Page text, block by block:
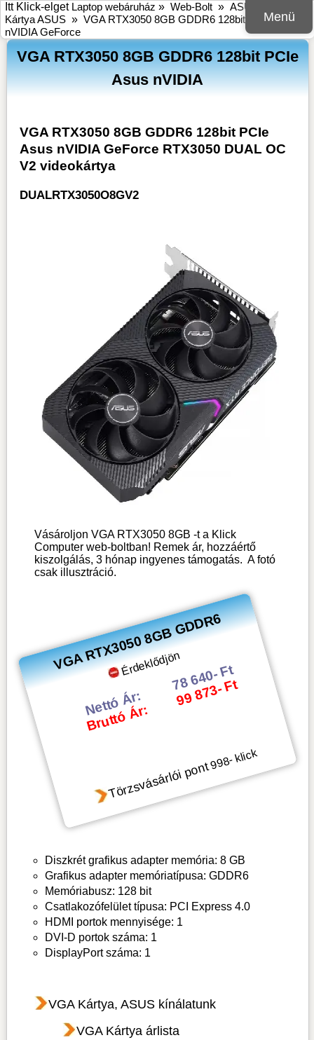
Menü
Itt Klick-elget Laptop webáruház » Web-Bolt » ASUS
Kártya ASUS » VGA RTX3050 8GB GDDR6 128bit PCIe Asus
nVIDIA GeForce
VGA RTX3050 8GB GDDR6 128bit PCIe
Asus nVIDIA
VGA RTX3050 8GB GDDR6 128bit PCIe
Asus nVIDIA GeForce RTX3050 DUAL OC
V2 videokártya
DUALRTX3050O8GV2
Vásároljon VGA RTX3050 8GB -t a Klick
Computer web-boltban! Remek ár, hozzáértő
kiszolgálás, 3 hónap ingyenes támogatás. A fotó
csak illusztráció.
VGA RTX3050 8GB GDDR6
Érdeklődjön
Nettó Ár:
Bruttó Ár:
78 640- Ft
99 873- Ft
Törzsvásárlói pont998- klick
Diszkrét grafikus adapter memória: 8 GB
Grafikus adapter memóriatípusa: GDDR6
Memóriabusz: 128 bit
Csatlakozófelület típusa: PCI Express 4.0
HDMI portok mennyisége: 1
DVI-D portok száma: 1
DisplayPort száma: 1
VGA Kártya, ASUS kínálatunk
VGA Kártya árlista